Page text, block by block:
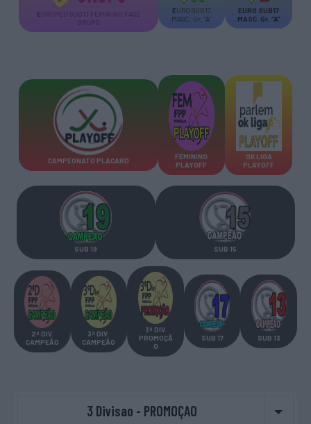
E UROPEU SUB17 FEMININO FASE
GRUPO
EURO SUB17
MASC. Gr. “A”
EURO SUB17
MASC. Gr. “A”
CAMPEONATO PLACARD
FEMININO
PLAYOFF
OK LIGA
PLAYOFF
SUB 19 SUB 15
2ª DIV.
CAMPEÃO
3ª DIV.
CAMPEÃO
3ª DIV.
PROMOÇÃ
O
SUB 17 SUB 13
3 Divisao - PROMOÇAO